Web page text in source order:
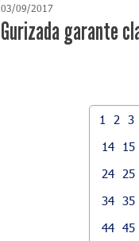
03/09/2017
Gurizada garante
1 2 3
14
15
24
25
34 35
44 45